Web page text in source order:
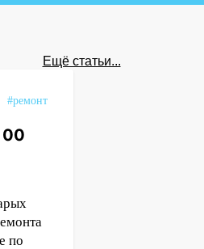
Ещё статьи...
#ремонт
00
по